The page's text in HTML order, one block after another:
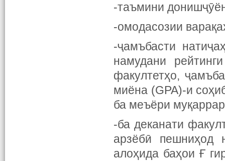
-таъмини
-омодасозии
-ҷамъбасти
намудани
факултетҳо,
миёна (GPA)-и
ба меъёри
-ба деканати
арзёбӣ пешниҳод
алоҳида баҳои Ғ